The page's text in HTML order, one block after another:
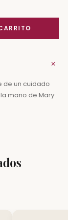
+
de un cuidado
mano de Mary